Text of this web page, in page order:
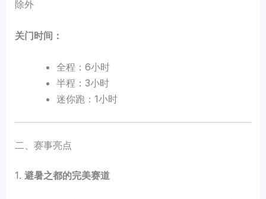
除外
关门时间：
全程：6小时
半程：3小时
迷你跑：1小时
二、赛事亮点
1.避暑之都的完美赛道